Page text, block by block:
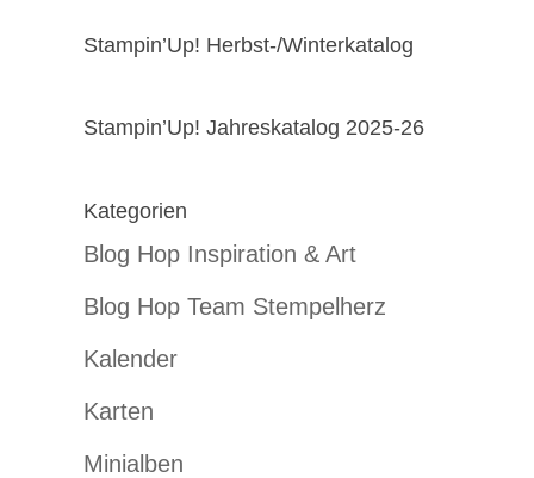
Stampin’Up! Herbst-/Winterkatalog
Stampin’Up! Jahreskatalog 2025-26
Kategorien
Blog Hop Inspiration & Art
Blog Hop Team Stempelherz
Kalender
Karten
Minialben